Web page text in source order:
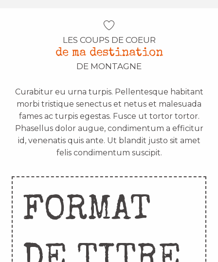
LES COUPS DE COEUR
de ma destination
DE MONTAGNE
Curabitur eu urna turpis. Pellentesque habitant
morbi tristique senectus et netus et malesuada
fames ac turpis egestas. Fusce ut tortor tortor.
Phasellus dolor augue, condimentum a efficitur
id, venenatis quis ante. Ut blandit justo sit amet
felis condimentum suscipit.
FORMAT